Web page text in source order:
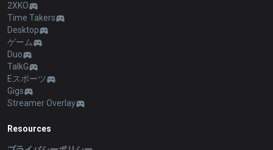
2XKO
Time Takers
Desktop
ゲーム
Duo
TalkG
Eスポーツ
Gigs
Streamer Overlay
Resources